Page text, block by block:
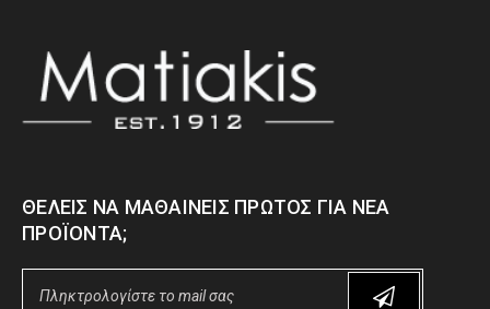
ΘΈΛΕΙΣ ΝΑ ΜΑΘΑΊΝΕΙΣ ΠΡΏΤΟΣ ΓΙΑ ΝΈΑ
ΠΡΟΪΌΝΤΑ;